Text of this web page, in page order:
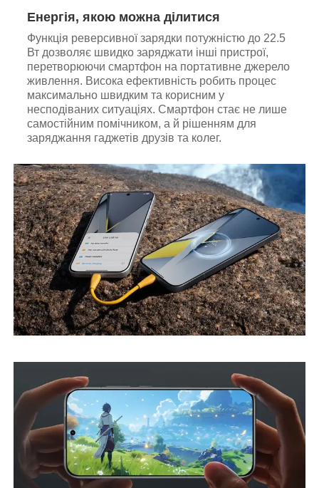
Енергія, якою можна ділитися
Функція реверсивної зарядки потужністю до 22.5
Вт дозволяє швидко заряджати інші пристрої,
перетворюючи смартфон на портативне джерело
живлення. Висока ефективність робить процес
максимально швидким та корисним у
несподіваних ситуаціях. Смартфон стає не лише
самостійним помічником, а й рішенням для
заряджання гаджетів друзів та колег.